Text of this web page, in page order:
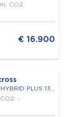
CO2:
€ 16.900
C5 AIRCROSS 1.2 HYBRID PLUS 136 E-DCS6
-